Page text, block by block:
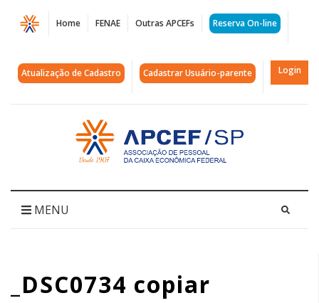
Página
_DSC0734
copiar
APCEF/SP
Home FENAE Outras APCEFs Reserva On-line
Atualização de Cadastro Cadastrar Usuário-parente Login
Acessar
página
inicial
MENU
_DSC0734 copiar